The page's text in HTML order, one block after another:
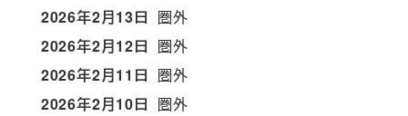
2026年2月13日 圏外
2026年2月12日 圏外
2026年2月11日 圏外
2026年2月10日 圏外